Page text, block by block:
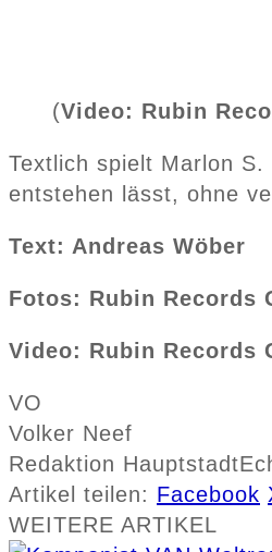
(Video: Rubin
Textlich spielt Marlon
entstehen lässt, ohne
Text: Andreas Wöber
Fotos: Rubin Records
Video: Rubin Records
VO
Volker Neef
Redaktion
Artikel teilen: Facebook
WEITERE ARTIKEL